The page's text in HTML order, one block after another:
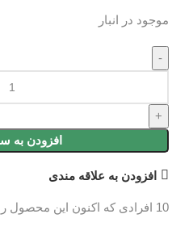
موجود در انبار
افزودن به
افزودن به علاقه مندی
10 افرادی که اکنون این محصول